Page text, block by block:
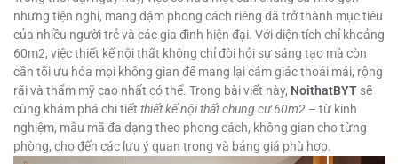
nhưng tiện nghi, mang đậm phong cách riêng đã trở thành mục tiêu
của nhiều người trẻ và các gia đình hiện đại. Với diện tích chỉ khoảng
60m2, việc thiết kế nội thất không chỉ đòi hỏi sự sáng tạo mà còn
cần tối ưu hóa mọi không gian để mang lại cảm giác thoải mái, rộng
rãi và thẩm mỹ cao nhất có thể. Trong bài viết này, NoithatBYT sẽ
cùng khám phá chi tiết thiết kế nội thất chung cư 60m2 – từ kinh
nghiệm, mẫu mã đa dạng theo phong cách, không gian cho từng
phòng, cho đến các lưu ý quan trọng và bảng giá phù hợp.